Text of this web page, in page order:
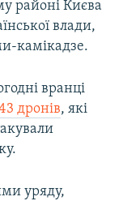
районі Києва
влади,
камікадзе.
вранці
дронів, які
уряду,